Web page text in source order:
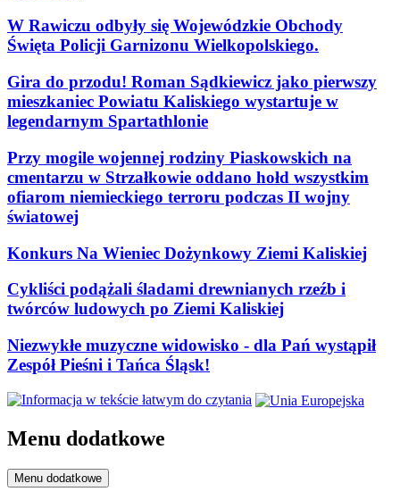
W Rawiczu odbyły się Wojewódzkie Obchody
Święta Policji Garnizonu Wielkopolskiego.
Gira do przodu! Roman Sądkiewicz jako pierwszy
mieszkaniec Powiatu Kaliskiego wystartuje w
legendarnym Spartathlonie
Przy mogile wojennej rodziny Piaskowskich na
cmentarzu w Strzałkowie oddano hołd wszystkim
ofiarom niemieckiego terroru podczas II wojny
światowej
Konkurs Na Wieniec Dożynkowy Ziemi Kaliskiej
Cykliści podążali śladami drewnianych rzeźb i
twórców ludowych po Ziemi Kaliskiej
Niezwykłe muzyczne widowisko - dla Pań wystąpił
Zespół Pieśni i Tańca Śląsk!
Menu dodatkowe
Menu dodatkowe